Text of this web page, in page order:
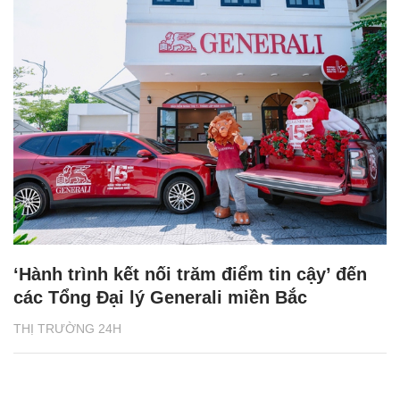
THỊ TRƯỜNG 24H
‘Hành trình kết nối trăm điểm tin cậy’ đến
các Tổng Đại lý Generali miền Bắc